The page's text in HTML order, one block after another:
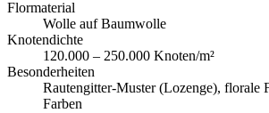
Flormaterial
Wolle auf Baumwolle
Knotendichte
120.000 – 250.000 Knoten/m²
Besonderheiten
Rautengitter-Muster (Lozenge), florale
Farben